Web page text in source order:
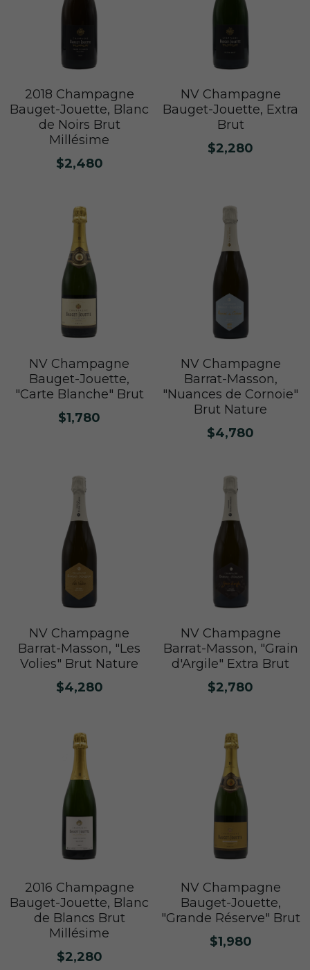
2018 Champagne
Bauget-Jouette, Blanc
de Noirs Brut
Millésime
$2,480
NV Champagne
Bauget-Jouette, Extra
Brut
$2,280
NV Champagne
Bauget-Jouette,
"Carte Blanche" Brut
$1,780
NV Champagne
Barrat-Masson,
"Nuances de Cornoie"
Brut Nature
$4,780
NV Champagne
Barrat-Masson, "Les
Volies" Brut Nature
$4,280
NV Champagne
Barrat-Masson, "Grain
d'Argile" Extra Brut
$2,780
2016 Champagne
Bauget-Jouette, Blanc
de Blancs Brut
Millésime
$2,280
NV Champagne
Bauget-Jouette,
"Grande Réserve" Brut
$1,980